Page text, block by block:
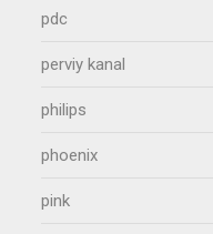
pdc
perviy kanal
philips
phoenix
pink